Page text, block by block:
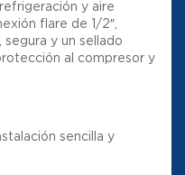
y aire
flare de 1/2″,
segura y un sellado
al compresor y
sencilla y